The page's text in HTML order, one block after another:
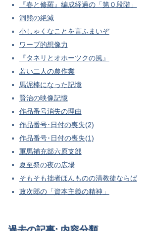
『春と修羅』編成経過の「第０段階」
洞熊の絶滅
小しゃくなことを言ふまいぞ
ワープ的想像力
『タネリとオホーツクの風』
若い二人の農作業
馬泥棒になった記憶
賢治の映像記憶
作品番号消失の理由
作品番号･日付の喪失(2)
作品番号･日付の喪失(1)
軍馬補充部六原支部
夏至祭の夜の広場
そもそも拙者ほんものの清教徒ならば
政次郎の「資本主義の精神」